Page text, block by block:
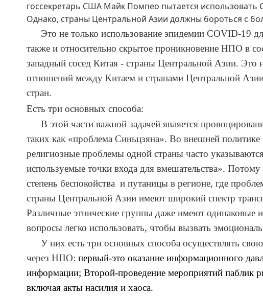
госсекретарь США Майк Помпео пытается использовать
Однако, страны Центральной Азии должны бороться с
Это не только использование эпидемии COVID-19
также и относительно скрытое проникновение НПО в
западный сосед Китая - страны Центральной Азии. Это
отношений между Китаем и странами Центральной
стран.
Есть три основных способа:
В этой части важной задачей является
таких как «проблема Синьцзяна». Во внешней
религиозные проблемы одной страны часто
используемые точки входа для вмешательства». Потому
степень беспокойства и путаницы в регионе, где
страны Центральной Азии имеют широкий спектр
Различные этнические группы даже имеют одинаковые
вопросы легко использовать, чтобы вызвать
У них есть три основных способа осуществлять
через НПО: первый-это оказание информационного
информации; Второй-проведение мероприятий паблик
включая акты насилия и хаоса.